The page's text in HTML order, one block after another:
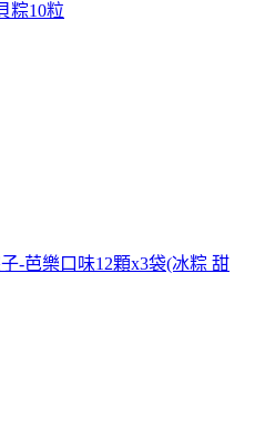
粽10粒
-芭樂口味12顆x3袋(冰粽 甜